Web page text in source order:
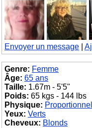
Envoyer un message
Genre: Femme
Âge: 65 ans
Taille: 1.67m - 5'5"
Poids: 65 kgs - 144 lbs
Physique: Proportionnel
Yeux: Verts
Cheveux: Blonds